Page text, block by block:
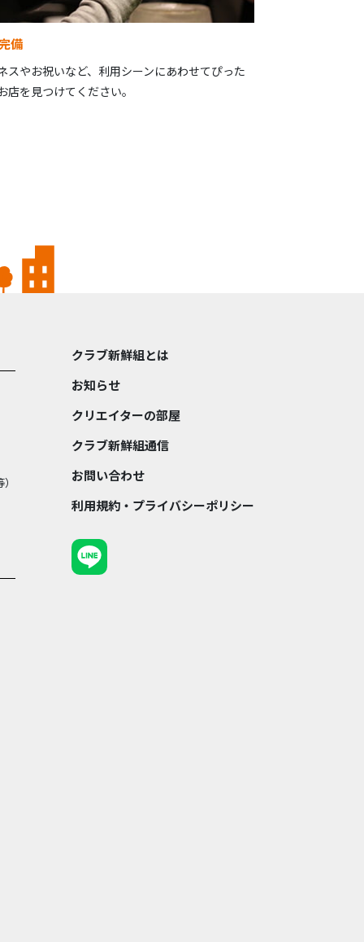
備
スやお祝いなど、利用シーンにあわせてぴった
店を見つけてください。
クラブ新鮮組とは
お知らせ
クリエイターの部屋
クラブ新鮮組通信
お問い合わせ
利用規約・プライバシーポリシー